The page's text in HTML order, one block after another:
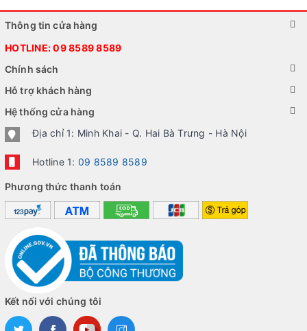
Thông tin cửa hàng
HOTLINE:09 8589 8589
Chính sách
Hỗ trợ khách hàng
Hệ thống cửa hàng
Địa chỉ 1: Minh Khai - Q. Hai Bà Trưng - Hà Nội
Hotline 1: 09 8589 8589
Phương thức thanh toán
Kết nối với chúng tôi